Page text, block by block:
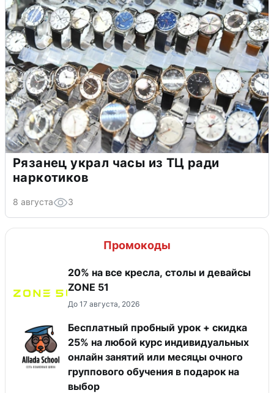
Рязанец украл часы из ТЦ ради
наркотиков
8 августа 3
Промокоды
20% на все кресла, столы и девайсы
ZONE 51
До 17 августа, 2026
Бесплатный пробный урок + скидка
25% на любой курс индивидуальных
онлайн занятий или месяцы очного
группового обучения в подарок на
выбор